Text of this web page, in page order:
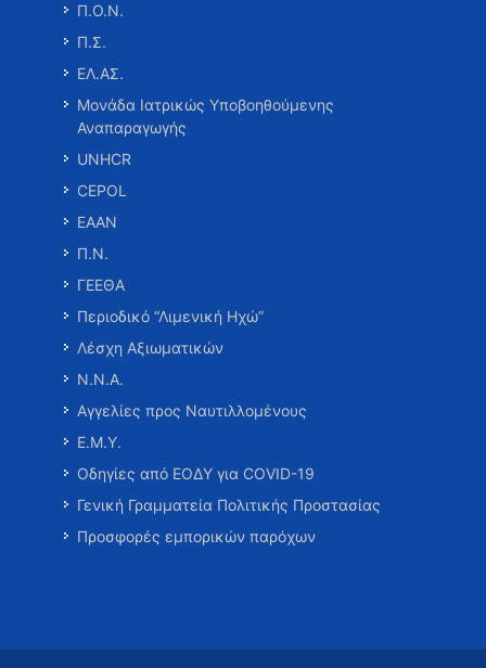
Π.Ο.Ν.
Π.Σ.
ΕΛ.ΑΣ.
Μονάδα Ιατρικώς Υποβοηθούμενης
Αναπαραγωγής
UNHCR
CEPOL
ΕΑΑΝ
Π.Ν.
ΓΕΕΘΑ
Περιοδικό “Λιμενική Ηχώ”
Λέσχη Αξιωματικών
Ν.Ν.Α.
Αγγελίες προς Ναυτιλλομένους
Ε.Μ.Υ.
Οδηγίες από ΕΟΔΥ για COVID-19
Γενική Γραμματεία Πολιτικής Προστασίας
Προσφορές εμπορικών παρόχων